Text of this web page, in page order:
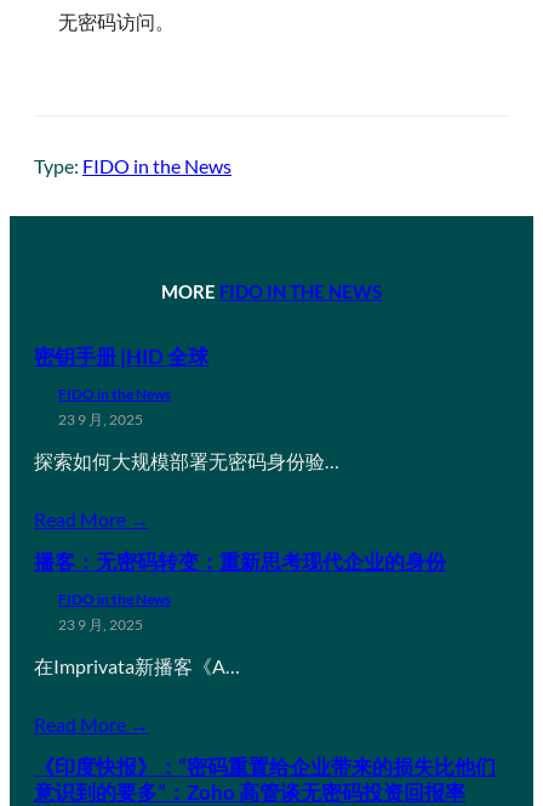
无密码访问。
Type: FIDO in the News
MORE FIDO IN THE NEWS
密钥手册 |HID 全球
FIDO in the News
23 9 月, 2025
探索如何大规模部署无密码身份验…
Read More →
播客：无密码转变：重新思考现代企业的身份
FIDO in the News
23 9 月, 2025
在Imprivata新播客《A…
Read More →
《印度快报》：“密码重置给企业带来的损失比他们
意识到的要多”：Zoho 高管谈无密码投资回报率